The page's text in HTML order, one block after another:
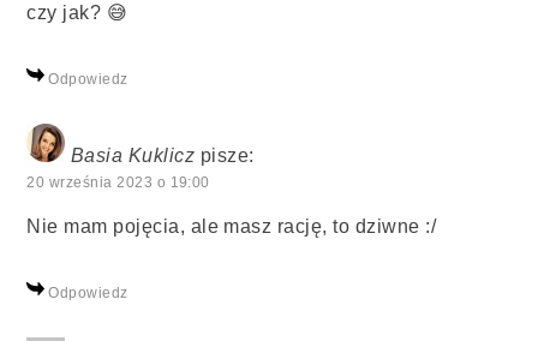
czy jak? 😅
Odpowiedz
Basia Kuklicz pisze:
20 września 2023 o 19:00
Nie mam pojęcia, ale masz rację, to dziwne :/
Odpowiedz